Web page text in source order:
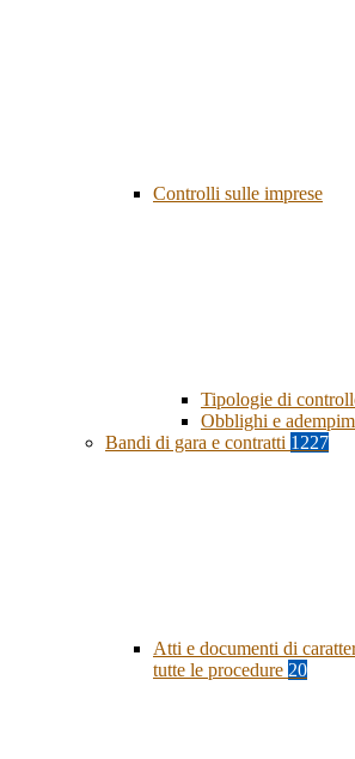
Controlli sulle imprese
Tipologie di
Obblighi e
Bandi di gara e contratti 1227
Atti e documenti di
tutte le procedure 20